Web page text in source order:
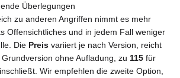
Überlegungen
zu anderen Angriffen nimmt es mehr
Offensichtliches und in jedem Fall weniger
Die Preis variiert je nach Version, reicht
ohne Aufladung, zu 115 für
Wir empfehlen die zweite Option,